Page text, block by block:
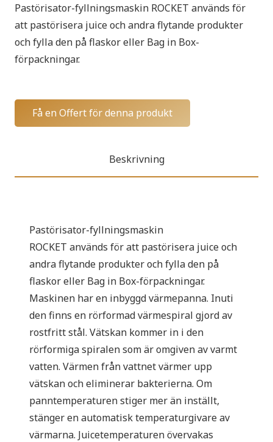
Pastörisator-fyllningsmaskin ROCKET används för
att pastörisera juice och andra flytande produkter
och fylla den på flaskor eller Bag in Box-
förpackningar.
Få en Offert för denna produkt
Beskrivning
Pastörisator-fyllningsmaskin
ROCKET används för att pastörisera juice och
andra flytande produkter och fylla den på
flaskor eller Bag in Box-förpackningar.
Maskinen har en inbyggd värmepanna. Inuti
den finns en rörformad värmespiral gjord av
rostfritt stål. Vätskan kommer in i den
rörformiga spiralen som är omgiven av varmt
vatten. Värmen från vattnet värmer upp
vätskan och eliminerar bakterierna. Om
panntemperaturen stiger mer än inställt,
stänger en automatisk temperaturgivare av
värmarna. Juicetemperaturen övervakas